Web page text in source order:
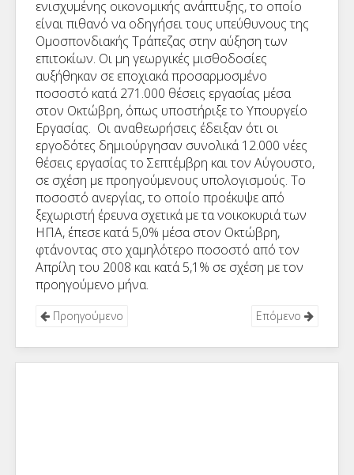
ενισχυμένης οικονομικής ανάπτυξης, το οποίο
είναι πιθανό να οδηγήσει τους υπεύθυνους της
Ομοσπονδιακής Τράπεζας στην αύξηση των
επιτοκίων. Οι μη γεωργικές μισθοδοσίες
αυξήθηκαν σε εποχιακά προσαρμοσμένο
ποσοστό κατά 271.000 θέσεις εργασίας μέσα
στον Οκτώβρη, όπως υποστήριξε το Υπουργείο
Εργασίας. Οι αναθεωρήσεις έδειξαν ότι οι
εργοδότες δημιούργησαν συνολικά 12.000 νέες
θέσεις εργασίας το Σεπτέμβρη και τον Αύγουστο,
σε σχέση με προηγούμενους υπολογισμούς. Το
ποσοστό ανεργίας, το οποίο προέκυψε από
ξεχωριστή έρευνα σχετικά με τα νοικοκυριά των
ΗΠΑ, έπεσε κατά 5,0% μέσα στον Οκτώβρη,
φτάνοντας στο χαμηλότερο ποσοστό από τον
Απρίλη του 2008 και κατά 5,1% σε σχέση με τον
προηγούμενο μήνα.
Προηγούμενο Επόμενο